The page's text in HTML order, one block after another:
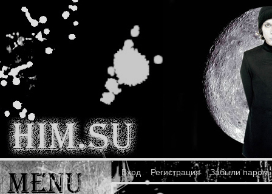
Вход Регистрация Забыли